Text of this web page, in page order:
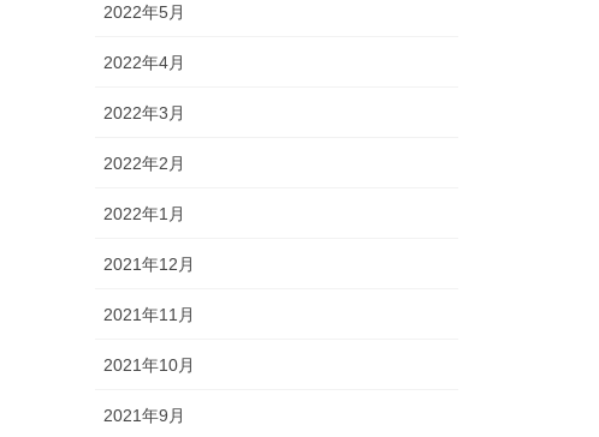
2022年5月
2022年4月
2022年3月
2022年2月
2022年1月
2021年12月
2021年11月
2021年10月
2021年9月